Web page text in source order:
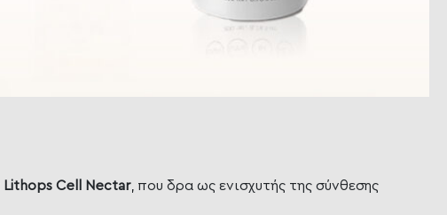
Lithops Cell Nectar, που δρα ως ενισχυτής της σύνθεσης